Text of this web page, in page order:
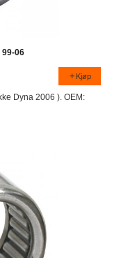
06
Kjøp
Dyna 2006 ). OEM: